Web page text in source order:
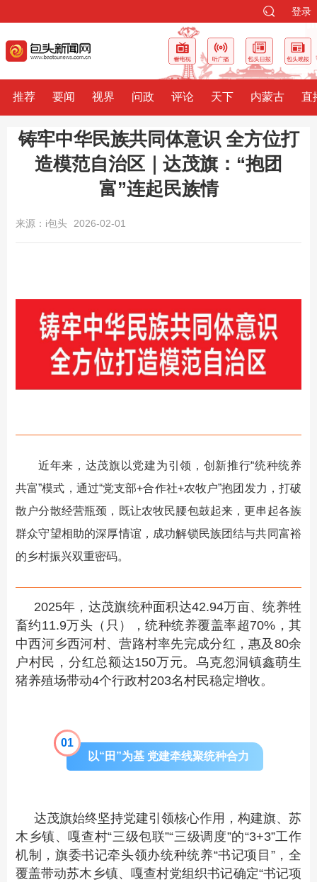
登录
推荐 要闻 视界 问政 评论 天下 内蒙古 直
铸牢中华民族共同体意识 全方位打
造模范自治区｜达茂旗：“抱团
富”连起民族情
来源：i包头 2026-02-01
近年来，达茂旗以党建为引领，创新推行“统种统养
共富”模式，通过“党支部+合作社+农牧户”抱团发力，打破
散户分散经营瓶颈，既让农牧民腰包鼓起来，更串起各族
群众守望相助的深厚情谊，成功解锁民族团结与共同富裕
的乡村振兴双重密码。
2025年，达茂旗统种面积达42.94万亩、统养牲
畜约11.9万头（只），统种统养覆盖率超70%，其
中西河乡西河村、营路村率先完成分红，惠及80余
户村民，分红总额达150万元。乌克忽洞镇鑫萌生
猪养殖场带动4个行政村203名村民稳定增收。
01
以“田”为基 党建牵线聚统种合力
达茂旗始终坚持党建引领核心作用，构建旗、苏
木乡镇、嘎查村“三级包联”“三级调度”的“3+3”工作
机制，旗委书记牵头领办统种统养“书记项目”，全
覆盖带动苏木乡镇、嘎查村党组织书记确定“书记项